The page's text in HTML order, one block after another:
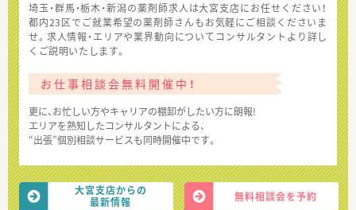
埼玉・群馬・栃木・新潟の薬剤師求人は大宮支店にお任せください！
都内23区でご就業希望の薬剤師さんもお気軽にご相談くださいま
せ。求人情報・エリアや業界動向についてコンサルタントより詳し
くご説明いたします。
お仕事相談会無料開催中！
更に、お忙しい方やキャリアの棚卸がしたい方に朗報!
エリアを熟知したコンサルタントによる、
“出張”個別相談サービスも同時開催中です。
大宮支店からの
最新情報
無料相談会を予約